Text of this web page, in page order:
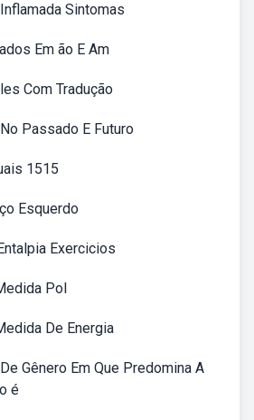
Sintomas
Em ão E Am
Com Tradução
Passado E Futuro
1515
Esquerdo
Exercicios
Pol
De Energia
Gênero Em Que Predomina A
é